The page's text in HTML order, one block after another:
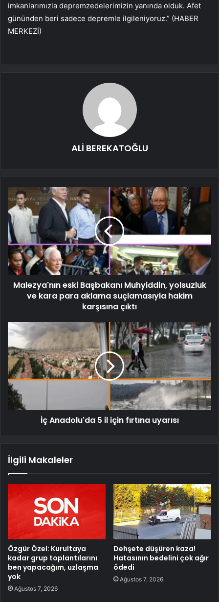
imkanlarımızla depremzedelerimizin yanında olduk. Afet
gününden beri sadece depremle ilgileniyoruz.” (HABER
MERKEZİ)
ALİ BEREKATOĞLU
Malezya'nın eski Başbakanı Muhyiddin, yolsuzluk
ve kara para aklama suçlamasıyla hakim
karşısına çıktı
İç Anadolu'da 5 il için fırtına uyarısı
İlgili Makaleler
Özgür Özel: Kurultaya
kadar grup toplantılarını
ben yapacağım, uzlaşma
yok
Ağustos 7, 2026
Dehşete düşüren kaza!
Hatasının bedelini çok ağır
ödedi
Ağustos 7, 2026